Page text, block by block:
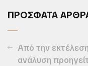
ΠΡΟΣΦΑΤΑ
Από την
ανάλυση